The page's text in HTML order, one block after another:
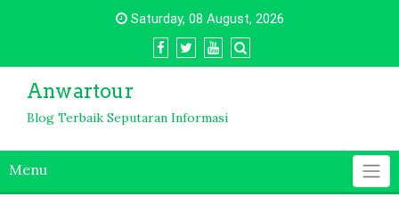
Saturday, 08 August, 2026
Anwartour
Blog Terbaik Seputaran Informasi
Menu